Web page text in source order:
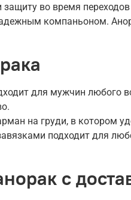
защиту во время
компаньоном.
для мужчин любого
на груди, в котором
подходит для
с